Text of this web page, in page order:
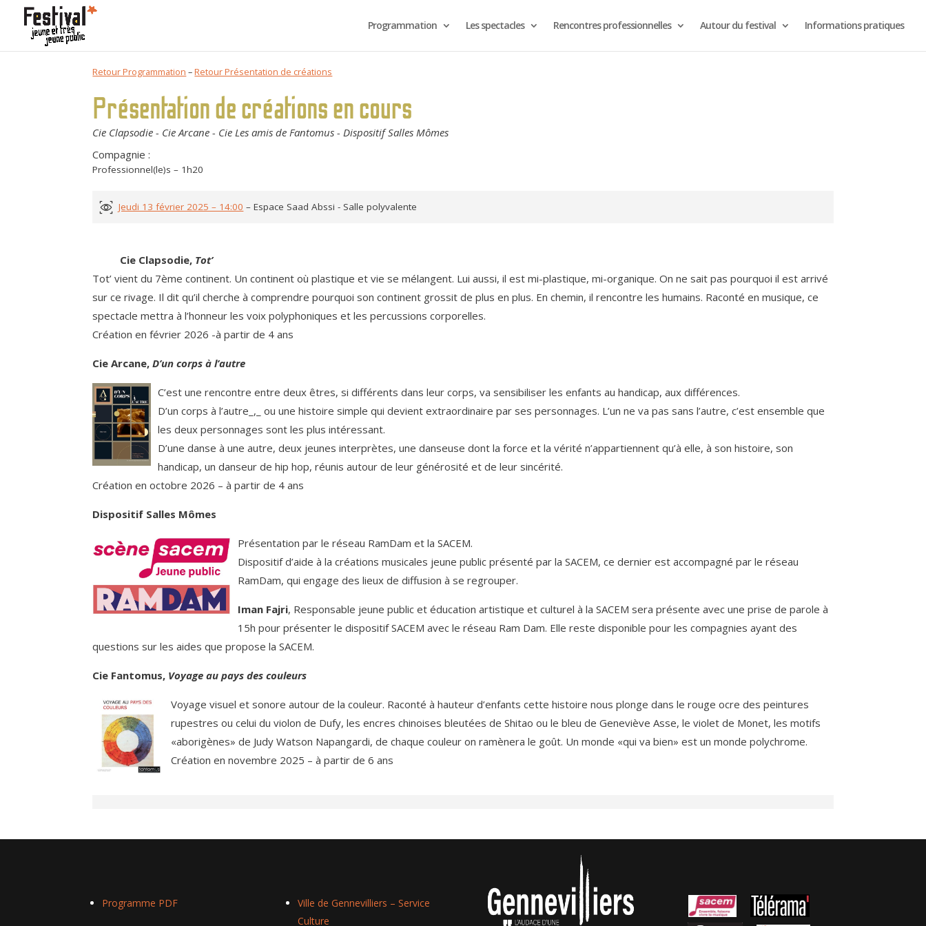
Programmation Les spectacles Rencontres professionnelles Autour du festival Informations pratiques
Retour Programmation –Retour Présentation de créations
Présentation de créations en cours
Cie Clapsodie - Cie Arcane - Cie Les amis de Fantomus - Dispositif Salles Mômes
Compagnie :
Professionnel(le)s – 1h20
Jeudi 13 février 2025 – 14:00 – Espace Saad Abssi - Salle polyvalente
Cie Clapsodie, Tot’
Tot’ vient du 7ème continent. Un continent où plastique et vie se mélangent. Lui aussi, il est mi-plastique, mi-organique. On ne sait pas pourquoi il est arrivé
sur ce rivage. Il dit qu’il cherche à comprendre pourquoi son continent grossit de plus en plus. En chemin, il rencontre les humains. Raconté en musique, ce
spectacle mettra à l’honneur les voix polyphoniques et les percussions corporelles.
Création en février 2026 -à partir de 4 ans
Cie Arcane,D’un corps à l’autre
C’est une rencontre entre deux êtres, si différents dans leur corps, va sensibiliser les enfants au handicap, aux différences.
D’un corps à l’autre_,_ ou une histoire simple qui devient extraordinaire par ses personnages. L’un ne va pas sans l’autre, c’est ensemble que
les deux personnages sont les plus intéressant.
D’une danse à une autre, deux jeunes interprètes, une danseuse dont la force et la vérité n’appartiennent qu’à elle, à son histoire, son
handicap, un danseur de hip hop, réunis autour de leur générosité et de leur sincérité.
Création en octobre 2026 – à partir de 4 ans
Dispositif Salles Mômes
Présentation par le réseau RamDam et la SACEM.
Dispositif d’aide à la créations musicales jeune public présenté par la SACEM, ce dernier est accompagné par le réseau
RamDam, qui engage des lieux de diffusion à se regrouper.
Iman Fajri, Responsable jeune public et éducation artistique et culturel à la SACEM sera présente avec une prise de parole à
15h pour présenter le dispositif SACEM avec le réseau Ram Dam. Elle reste disponible pour les compagnies ayant des
questions sur les aides que propose la SACEM.
Cie Fantomus, Voyage au pays des couleurs
Voyage visuel et sonore autour de la couleur. Raconté à hauteur d’enfants cette histoire nous plonge dans le rouge ocre des peintures
rupestres ou celui du violon de Dufy, les encres chinoises bleutées de Shitao ou le bleu de Geneviève Asse, le violet de Monet, les motifs
«aborigènes» de Judy Watson Napangardi, de chaque couleur on ramènera le goût. Un monde «qui va bien» est un monde polychrome.
Création en novembre 2025 – à partir de 6 ans
Programme PDF
Ville de Gennevilliers – Service
Culture